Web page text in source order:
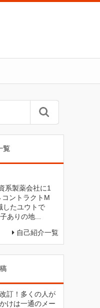
覧
系製薬会社に1
ントラクトM
したユウトで
ありの地...
自己紹介一覧
訂！多くの人が
けは一通のメー